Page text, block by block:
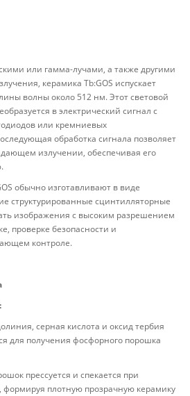
или гамма-лучами, а также другими
керамика Tb:GOS испускает
волны около 512 нм. Этот световой
в электрический сигнал с
или кремниевых
обработка сигнала позволяет
излучении, обеспечивая его
обычно изготавливают в виде
структурированные сцинтилляторные
изображения с высоким разрешением
проверке безопасности и
контроле.
серная кислота и оксид тербия
для получения фосфорного порошка
прессуется и спекается при
плотную прозрачную керамику